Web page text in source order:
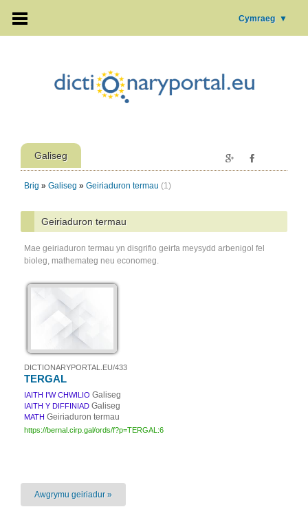
Cymraeg ▼
Galiseg
Brig » Galiseg » Geiriaduron termau (1)
Geiriaduron termau
Mae geiriaduron termau yn disgrifio geirfa meysydd arbenigol fel
bioleg, mathemateg neu economeg.
DICTIONARYPORTAL.EU/433
TERGAL
IAITH I'W CHWILIO Galiseg
IAITH Y DIFFINIAD Galiseg
MATH Geiriaduron termau
https://bernal.cirp.gal/ords/f?p=TERGAL:6
Awgrymu geiriadur »